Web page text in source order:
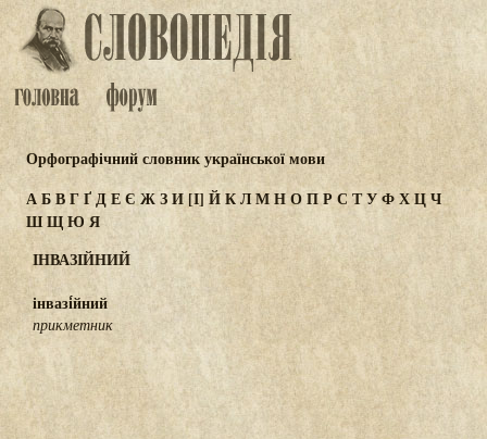
Орфографічний словник української мови
АБВГҐДЕЄ ЖЗИ[І] ЙКЛМНОПР СТУФХЦЧ
ШЩЮЯ
ІНВАЗІЙНИЙ
інвазі́йний
прикметник